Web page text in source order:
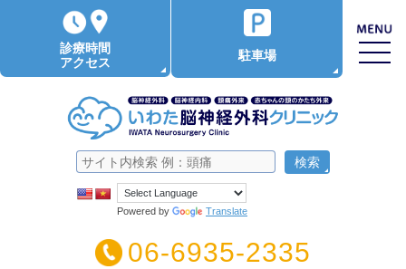
Powered by Translate
06-6935-2335
診療時間
アクセス
駐車場